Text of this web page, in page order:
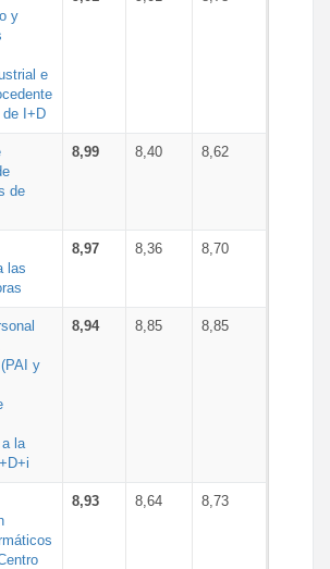
y
e
de I+D
de
8,99 8,40 8,62
las
8,97 8,36 8,70
y
la
8,94 8,85 8,85
8,93 8,64 8,73